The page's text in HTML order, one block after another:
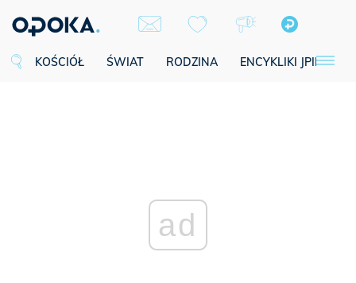
KOŚCIÓŁ ŚWIAT RODZINA ENCYKLIKI JPII
ad